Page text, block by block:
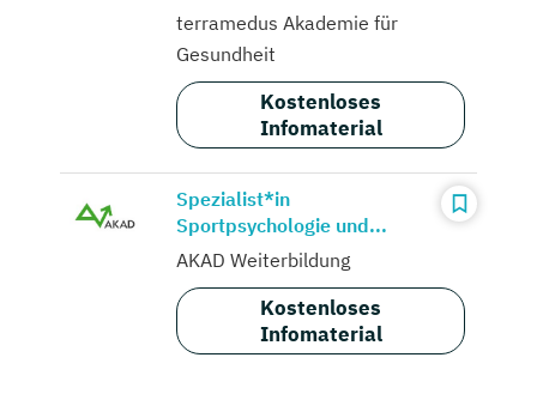
terramedus Akademie für
Gesundheit
Kostenloses
Infomaterial
Spezialist*in
Sportpsychologie und...
AKAD Weiterbildung
Kostenloses
Infomaterial